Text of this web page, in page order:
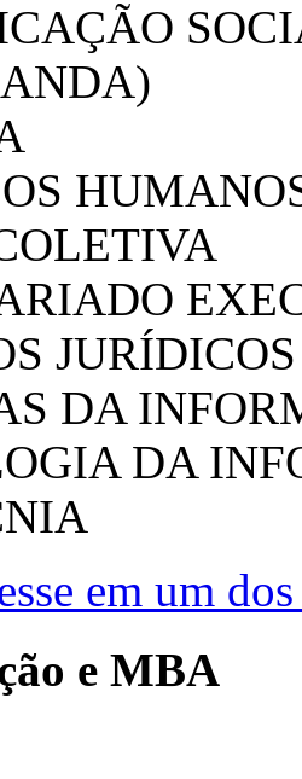
DA
DA
em um
e MBA